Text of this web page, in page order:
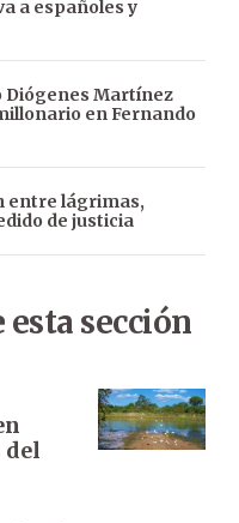
a españoles y
Diógenes Martínez
en Fernando
entre lágrimas,
de justicia
sección
del